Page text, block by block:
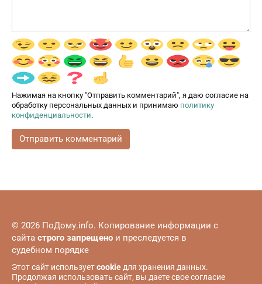
Нажимая на кнопку "Отправить комментарий", я даю согласие на
обработку персональных данных и принимаю политику
конфиденциальности.
© 2026 ПоДому.info. Копирование информации с
сайта строго запрещено и преследуется в
судебном порядке
Этот сайт используетcookieдля хранения данных.
Продолжая использовать сайт, вы даете свое согласие